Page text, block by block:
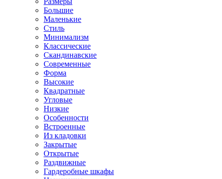
Большие
Маленькие
Стиль
Минимализм
Классические
Скандинавские
Современные
Форма
Высокие
Квадратные
Угловые
Низкие
Особенности
Встроенные
Из кладовки
Закрытые
Открытые
Раздвижные
Гардеробные шкафы